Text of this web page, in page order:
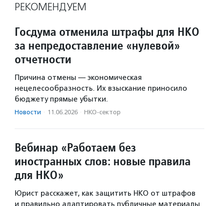
РЕКОМЕНДУЕМ
Госдума отменила штрафы для НКО
за непредоставление «нулевой»
отчетности
Причина отмены — экономическая
нецелесообразность. Их взыскание приносило
бюджету прямые убытки.
Новости · 11.06.2026 · НКО-сектор
Вебинар «Работаем без
иностранных слов: новые правила
для НКО»
Юрист расскажет, как защитить НКО от штрафов
и правильно адаптировать публичные материалы